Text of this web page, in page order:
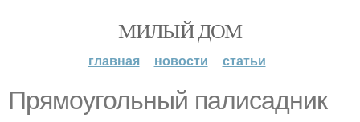
МИЛЫЙ ДОМ
главная новости статьи
Прямоугольный палисадник